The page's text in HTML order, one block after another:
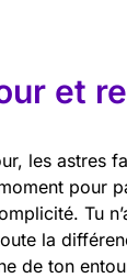
et
les astres
pour
Tu
la
de ton